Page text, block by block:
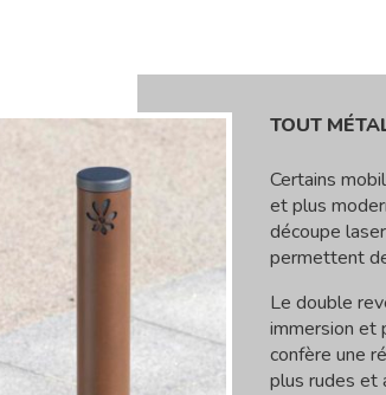
TOUT
Certains
et plus
découpe
permettent
Le double
immersion et
confère une
plus rudes et